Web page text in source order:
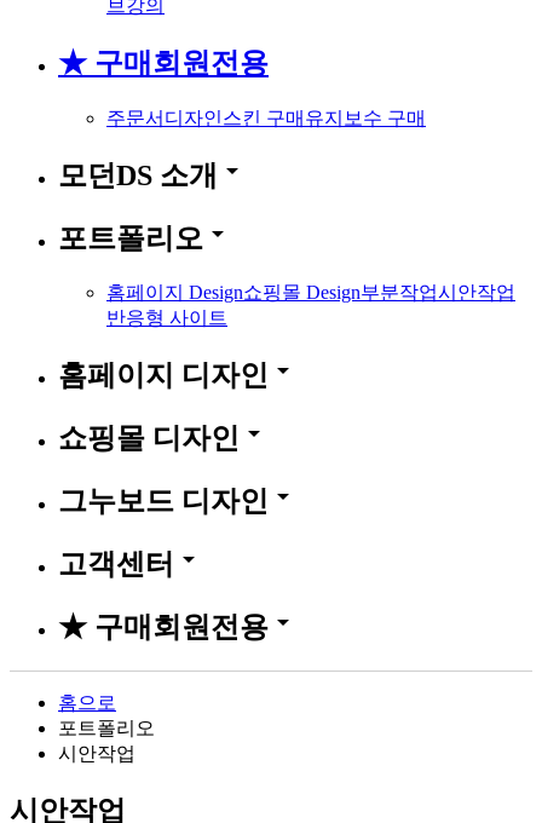
브강의
★ 구매회원전용
주문서 디자인스킨 구매 유지보수 구매
모던DS 소개 arrow_drop_down
포트폴리오 arrow_drop_down
홈페이지 Design쇼핑몰 Design부분작업시안작업
반응형 사이트
홈페이지 디자인 arrow_drop_down
쇼핑몰 디자인 arrow_drop_down
그누보드 디자인 arrow_drop_down
고객센터 arrow_drop_down
★ 구매회원전용 arrow_drop_down
홈으로
포트폴리오
시안작업
시안작업